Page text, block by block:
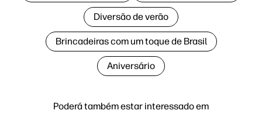
Poderá também estar interessado em
Diversão de verão
Brincadeiras com um toque de Brasil
Aniversário